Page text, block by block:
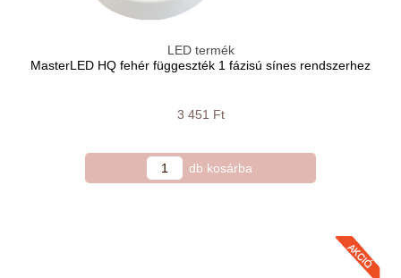
LED termék
MasterLED HQ fehér függeszték 1 fázisú sínes rendszerhez
3 451 Ft